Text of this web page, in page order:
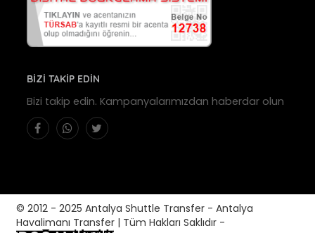
BİZİ TAKİP EDİN
Bizi takip edin. Kampanyalarımızdan haberdar olun
© 2012 - 2025 Antalya Shuttle Transfer - Antalya
Havalimanı Transfer | Tüm Hakları Saklıdır -